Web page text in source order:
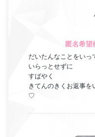
匿名希望
だいたんなことをいっ
いらっとせずに
すばやく
きてんのきくお返事を
♡